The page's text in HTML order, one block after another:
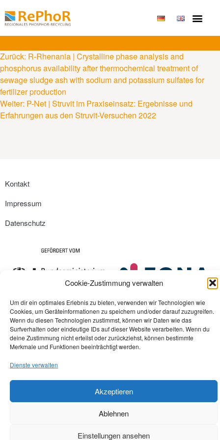
Cookie-Zustimmung verwalten
Um dir ein optimales Erlebnis zu bieten, verwenden wir Technologien wie
Cookies, um Geräteinformationen zu speichern und/oder darauf zuzugreifen.
Wenn du diesen Technologien zustimmst, können wir Daten wie das
Surfverhalten oder eindeutige IDs auf dieser Website verarbeiten. Wenn du
deine Zustimmung nicht erteilst oder zurückziehst, können bestimmte
Merkmale und Funktionen beeinträchtigt werden.
Dienste verwalten
Akzeptieren
Ablehnen
Einstellungen ansehen
Zurück: R-Rhenania | Crystalline phase analysis and
phosphorus availability after thermochemical treatment of
sewage sludge ash with sodium and potassium sulfates for
fertilizer production
Weiter: P-Net | Struvit im Praxiseinsatz: Ergebnisse und
Erfahrungen aus den Struvit-Versuchen 2022
Kontakt
Impressum
Datenschutz